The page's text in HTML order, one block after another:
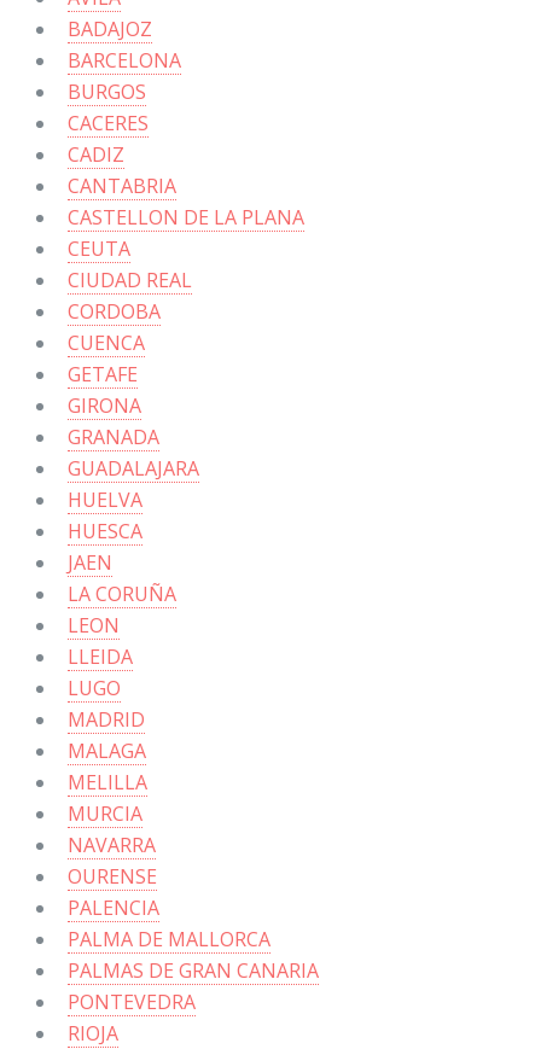
BADAJOZ
BARCELONA
BURGOS
CACERES
CADIZ
CANTABRIA
CASTELLON DE LA PLANA
CEUTA
CIUDAD REAL
CORDOBA
CUENCA
GETAFE
GIRONA
GRANADA
GUADALAJARA
HUELVA
HUESCA
JAEN
LA CORUÑA
LEON
LLEIDA
LUGO
MADRID
MALAGA
MELILLA
MURCIA
NAVARRA
OURENSE
PALENCIA
PALMA DE MALLORCA
PALMAS DE GRAN CANARIA
PONTEVEDRA
RIOJA